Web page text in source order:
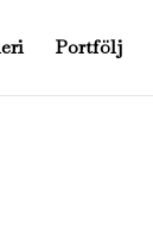
Portfölj